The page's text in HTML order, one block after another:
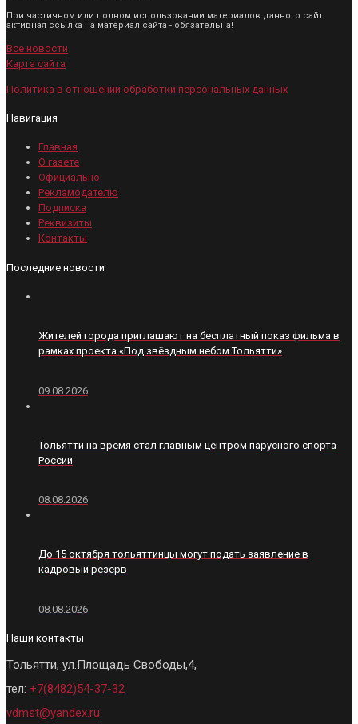
При частичном или полном использовании материалов данного сайт
активная ссылка на материал сайта - обязательна!
Все новости
Карта сайта
Политика в отношении обработки персональных данных
Навигация
Главная
О газете
Официально
Рекламодателю
Подписка
Реквизиты
Контакты
Последние новости
Жителей города приглашают на бесплатный показ фильма в
рамках проекта «Под звёздным небом Тольятти»
09.08.2026
Тольятти на время стал главным центром парусного спорта
России
08.08.2026
До 15 октября тольяттинцы могут подать заявление в
кадровый резерв
08.08.2026
Наши контакты
Тольятти, ул.Площадь Свободы,4,
тел: +7(8482)54-37-32
vdmst@yandex.ru